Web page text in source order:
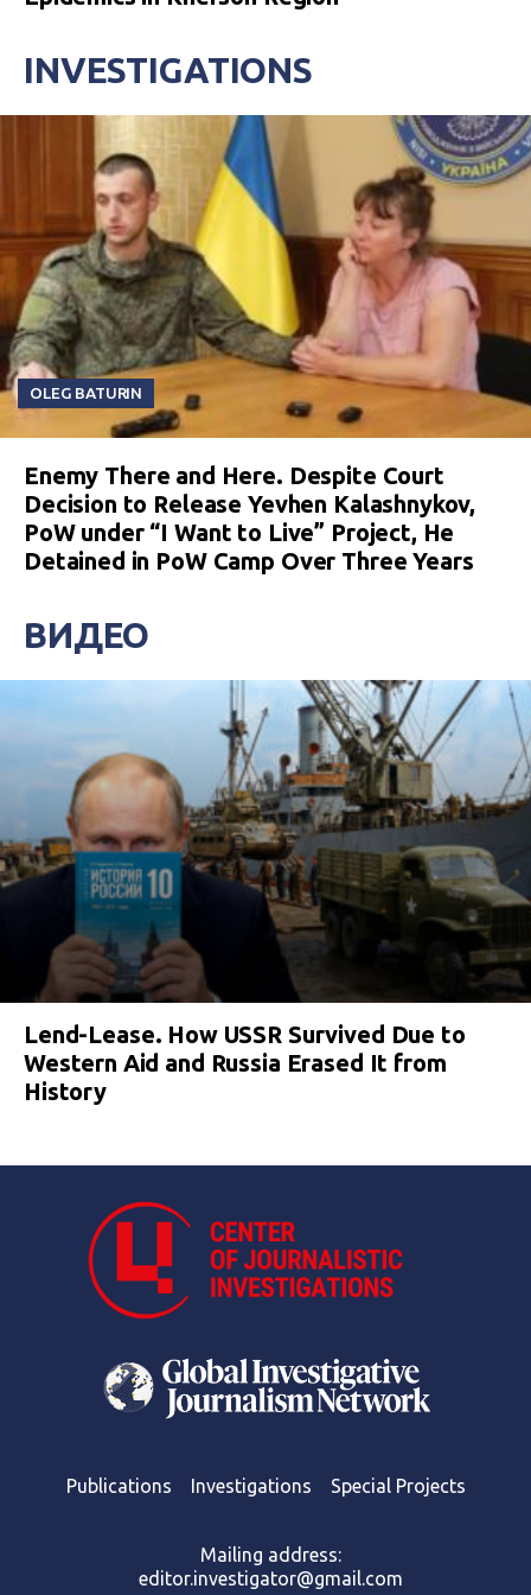
INVESTIGATIONS
OLEG BATURIN
Enemy There and Here. Despite Court
Decision to Release Yevhen Kalashnykov,
PoW under “I Want to Live” Project, He
Detained in PoW Camp Over Three Years
ВИДЕО
Lend-Lease. How USSR Survived Due to
Western Aid and Russia Erased It from
History
Publications Investigations Special Projects
Mailing address:
editor.investigator@gmail.com